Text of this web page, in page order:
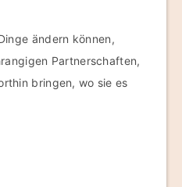
ändern können,
Partnerschaften,
bringen, wo sie es